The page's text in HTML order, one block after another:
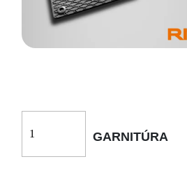
GARNITÚRA